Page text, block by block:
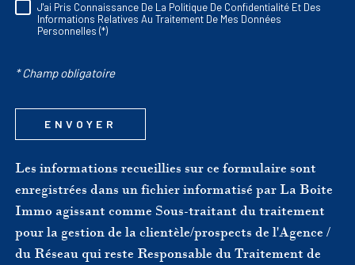
RÈGLEMENTATION
J'ai Pris Connaissance De La Politique De Confidentialité Et Des
Informations Relatives Au Traitement De Mes Données
Personnelles (*)
* Champ obligatoire
ENVOYER
Les informations recueillies sur ce formulaire sont
enregistrées dans un fichier informatisé par La Boite
Immo agissant comme Sous-traitant du traitement
pour la gestion de la clientèle/prospects de l'Agence /
du Réseau qui reste Responsable du Traitement de